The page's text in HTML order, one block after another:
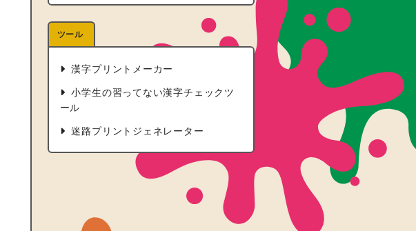
ツール
漢字プリントメーカー
小学生の習ってない漢字チェックツ
ール
迷路プリントジェネレーター